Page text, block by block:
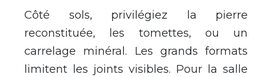
Côté sols, privilégiez la pierre
reconstituée, les tomettes, ou un
carrelage minéral. Les grands formats
limitent les joints visibles. Pour la salle